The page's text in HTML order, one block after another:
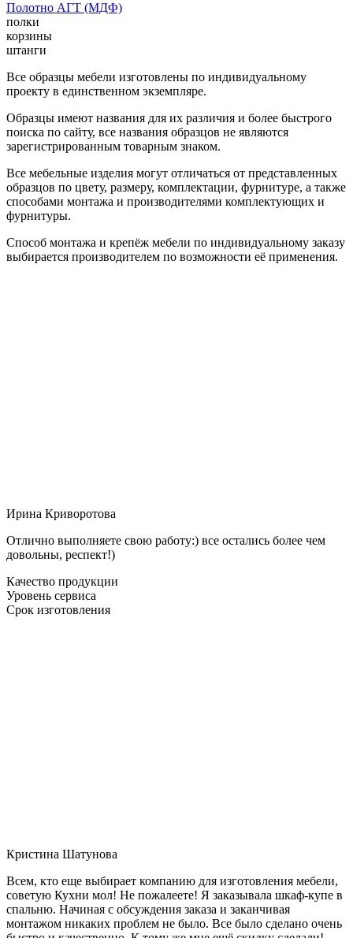
Полотно АГТ (МДФ)
полки
корзины
штанги
Все образцы мебели изготовлены по индивидуальному
проекту в единственном экземпляре.
Образцы имеют названия для их различия и более быстрого
поиска по сайту, все названия образцов не являются
зарегистрированным товарным знаком.
Все мебельные изделия могут отличаться от представленных
образцов по цвету, размеру, комплектации, фурнитуре, а также
способами монтажа и производителями комплектующих и
фурнитуры.
Способ монтажа и крепёж мебели по индивидуальному заказу
выбирается производителем по возможности её применения.
Ирина Криворотова
Отлично выполняете свою работу:) все остались более чем
довольны, респект!)
Качество продукции
Уровень сервиса
Срок изготовления
Кристина Шатунова
Всем, кто еще выбирает компанию для изготовления мебели,
советую Кухни мол! Не пожалеете! Я заказывала шкаф-купе в
спальню. Начиная с обсуждения заказа и заканчивая
монтажом никаких проблем не было. Все было сделано очень